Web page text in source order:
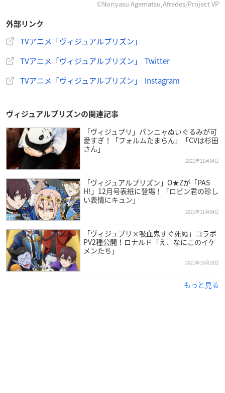
第2次抽選受付期間：2022年1月26日(水)10:00～2022年2月21日
【出演】
長
永塚拓馬 、 矢野奨吾 、増田俊樹、蒼井翔太(予定)
※敬称略
©Noriyasu Agematsu,Afredes/Project VP
外部リンク
TVアニメ「ヴィジュアルプリズン」
TVアニメ「ヴィジュアルプリズン」 Twitter
TVアニメ「ヴィジュアルプリズン」 Instagram
ヴィジュアルプリズンの関連記事
「ヴィジュプリ」パンニャぬいぐるみが可
愛すぎ！「フォルムたまらん」「CVは杉田
さん」
2021年11月04日
「ヴィジュアルプリズン」O★Zが「PAS
H!」12月号表紙に登場！「ロビン君の珍し
い表情にキュン」
2021年11月04日
「ヴィジュプリ×吸血鬼すぐ死ぬ」コラボ
PV2種公開！ロナルド「え、なにこのイケ
メンたち」
2021年10月29日
もっと見る